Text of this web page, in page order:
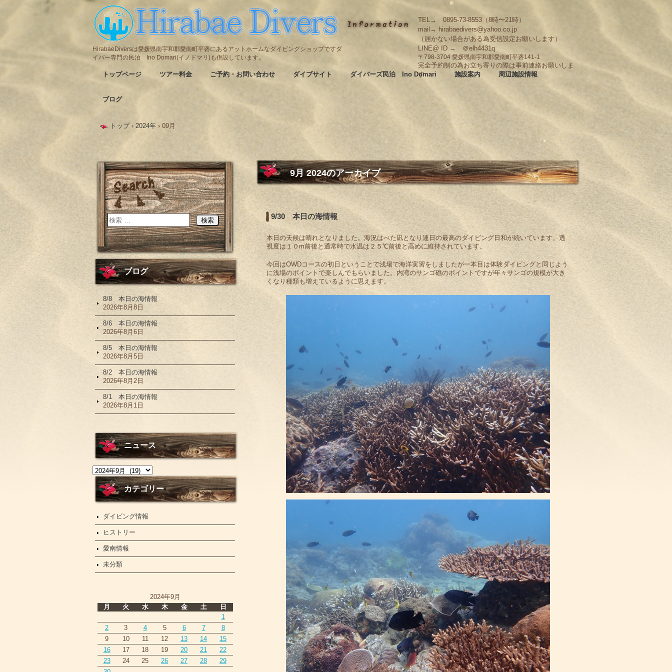
HirabaeDiversは愛媛県南宇和郡愛南町平碆にあるアットホームなダイビングショップですダ
イバー専門の民泊 Ino Domari(イノドマリ)も併設しています。
TEL→ 0895-73-8553（8時〜21時）
mail→ hirabaedivers@yahoo.co.jp
（届かない場合がある為受信設定お願いします）
LINE@ ID → ＠elh4431q
〒798-3704 愛媛県南宇和郡愛南町平碆141-1
完全予約制の為お立ち寄りの際は事前連絡お願いしま
す
トップページ ツアー料金 ご予約・お問い合わせ ダイブサイト ダイバーズ民泊 Ino Domari 施設案内 周辺施設情報
ブログ
トップ › 2024年 › 09月
9月 2024のアーカイブ
9/30 本日の海情報
本日の天候は晴れとなりました。海況はべた凪となり連日の最高のダイビング日和が続いています。透
視度は１０m前後と通常時で水温は２５℃前後と高めに維持されています。
今回はOWDコースの初日ということで浅場で海洋実習をしましたが一本目は体験ダイビングと同じよう
に浅場のポイントで楽しんでもらいました。内湾のサンゴ礁のポイントですが年々サンゴの規模が大き
くなり種類も増えているように思えます。
ブログ
8/8 本日の海情報
2026年8月8日
8/6 本日の海情報
2026年8月6日
8/5 本日の海情報
2026年8月5日
8/2 本日の海情報
2026年8月2日
8/1 本日の海情報
2026年8月1日
ニュース
ニ
ュ
ー
カテゴリー
ダイビング情報
ヒストリー
愛南情報
未分類
2024年9月
月
火 水 木 金 土
日
1
2
3 4 5 6 7
8
9
10 11 12 13 14
15
16
17 18 19 20 21
22
23
24 25 26 27 28
29